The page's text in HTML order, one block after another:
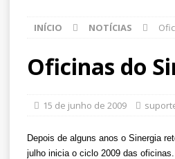
[ 7 de agosto de
sobre
previsão de
[ 6 de agosto de
INÍCIO NOTÍCIAS
Oficinas do
15 de junho de 2009
Depois de alguns anos o Sinergia
julho inicia o ciclo 2009 das